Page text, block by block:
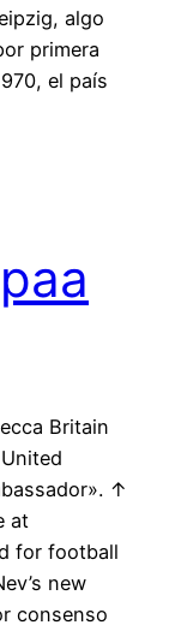
algo
primera
el país
Britain
↑
at
for football
new
consenso